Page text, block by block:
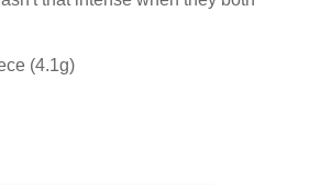
(4.1g)